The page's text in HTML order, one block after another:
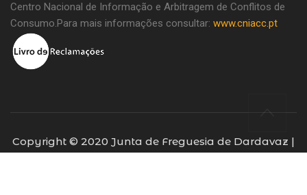
Centro Nacional de Informação e Arbitragem de Conflitos de
Consumo.Para mais informações consultar: www.cniacc.pt
Copyright © 2020 Junta de Freguesia de Dardavaz |